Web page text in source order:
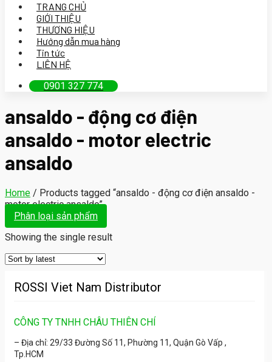
TRANG CHỦ
GIỚI THIỆU
THƯƠNG HIỆU
Hướng dẫn mua hàng
Tin tức
LIÊN HỆ
0901 327 774
ansaldo - động cơ điện
ansaldo - motor electric
ansaldo
Home / Products tagged “ansaldo - động cơ điện ansaldo -
motor electric ansaldo”
Phân loại sản phẩm
Showing the single result
ROSSI Viet Nam Distributor
CÔNG TY TNHH CHÂU THIÊN CHÍ
– Địa chỉ: 29/33 Đường Số 11, Phường 11, Quận Gò Vấp ,
Tp.HCM